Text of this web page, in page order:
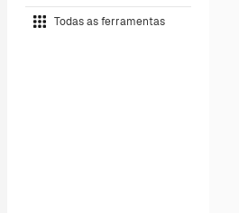
Todas as ferramentas